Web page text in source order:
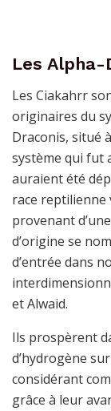
Les Alpha-
Les Ciakahrr
originaires du
Draconis, situé
système qui fut
auraient été
race reptilienne
provenant
d’origine se
d’entrée dans
et Alwaid.
Ils prospèrent
d’hydrogène
considérant
grâce à leur